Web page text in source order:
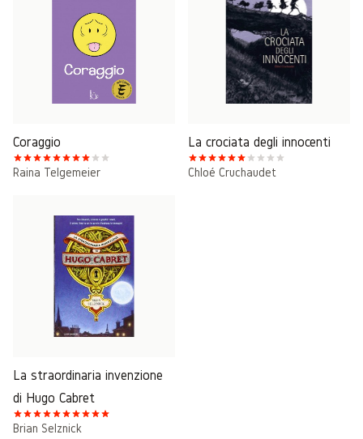
Coraggio
Raina Telgemeier
La crociata degli innocenti
Chloé Cruchaudet
La straordinaria invenzione
di Hugo Cabret
Brian Selznick